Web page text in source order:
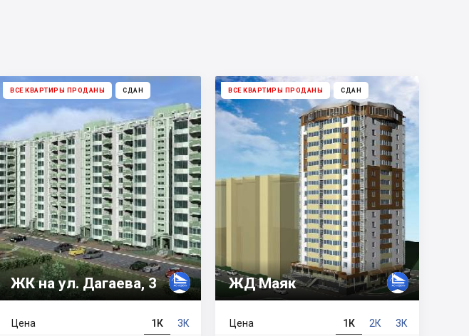
ВСЕ КВАРТИРЫ ПРОДАНЫ СДАН
ЖК на ул. Дагаева, 3
1К 3К
Цена
ВСЕ КВАРТИРЫ ПРОДАНЫ СДАН
ЖД Маяк
1К 2К 3К
Цена